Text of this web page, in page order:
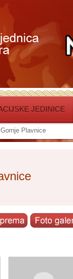
JEDINICE
Plavnice